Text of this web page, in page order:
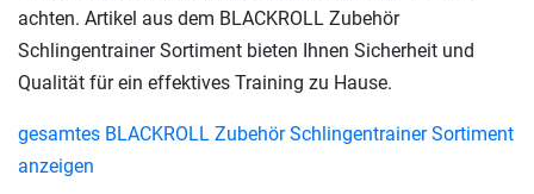
achten. Artikel aus dem BLACKROLL Zubehör
Schlingentrainer Sortiment bieten Ihnen Sicherheit und
Qualität für ein effektives Training zu Hause.
gesamtes BLACKROLL Zubehör Schlingentrainer Sortiment
anzeigen